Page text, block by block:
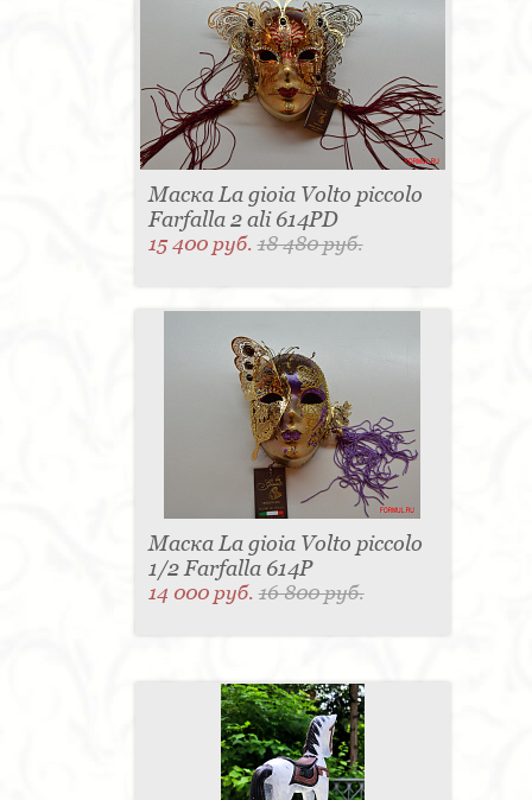
Маска La gioia Volto piccolo
Farfalla 2 ali 614PD
15 400 руб.18 480 руб.
Маска La gioia Volto piccolo
1/2 Farfalla 614P
14 000 руб.16 800 руб.